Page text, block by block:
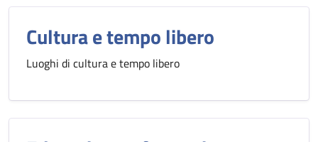
Cultura e tempo libero
Luoghi di cultura e tempo libero